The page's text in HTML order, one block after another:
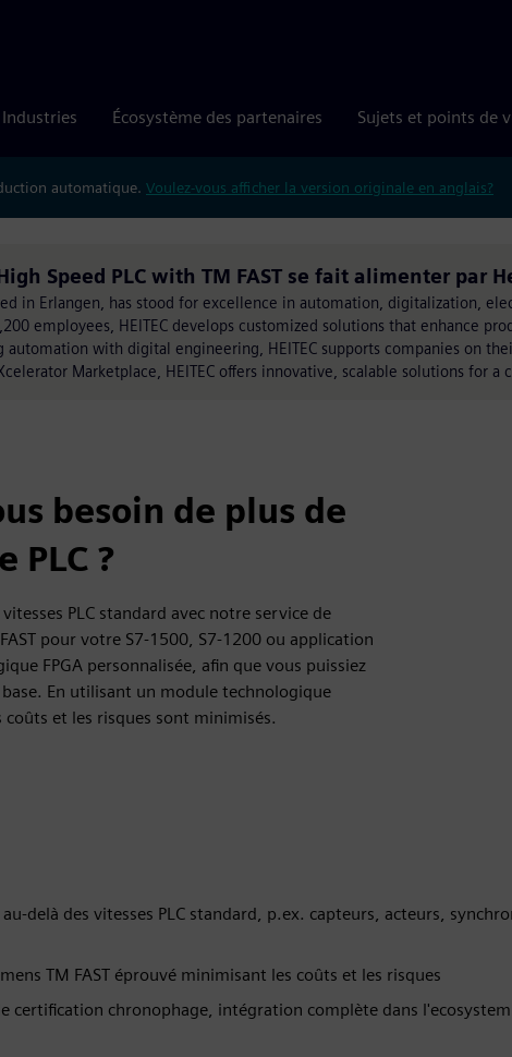
Industries Écosystème des partenaires Sujets et points de
automatique. Voulez-vous afficher la version originale en anglais?
Speed PLC with TM FAST se fait alimenter par
in Erlangen, has stood for excellence in automation, digitalization,
employees, HEITEC develops customized solutions that enhance
automation with digital engineering, HEITEC supports companies on
Marketplace, HEITEC offers innovative, scalable solutions for a
besoin de plus de
PLC ?
PLC standard avec notre service de
pour votre S7-1500, S7-1200 ou application
FPGA personnalisée, afin que vous puissiez
En utilisant un module technologique
et les risques sont minimisés.
delà des vitesses PLC standard, p.ex. capteurs, acteurs,
TM FAST éprouvé minimisant les coûts et les risques
certification chronophage, intégration complète dans l'ecosystem